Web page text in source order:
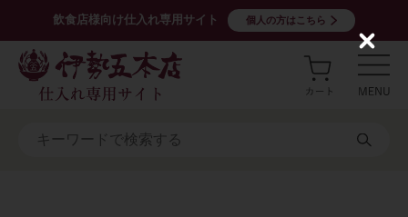
飲食店様向け仕入れ専用サイト 個人の方はこちら
C
l
s